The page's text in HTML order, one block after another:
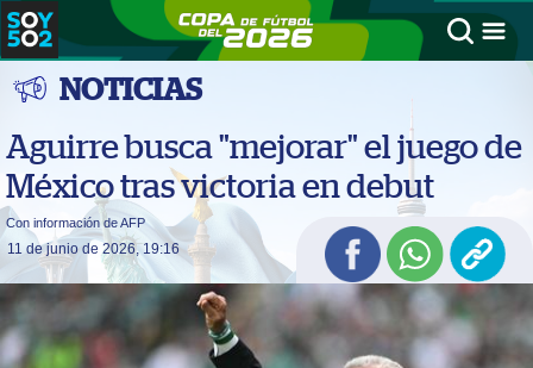
NOTICIAS
Aguirre busca "mejorar" el juego de
México tras victoria en debut
Con información de AFP
11 de junio de 2026, 19:16